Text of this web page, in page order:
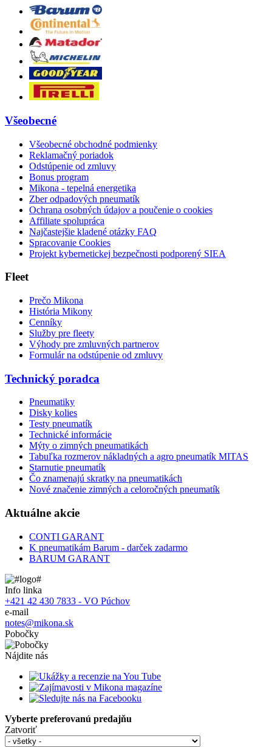
Všeobecné
Všeobecné obchodné podmienky
Reklamačný poriadok
Odstúpenie od zmluvy
Bonus program
Mikona - tepelná energetika
Zber odpadových pneumatík
Ochrana osobných údajov a poučenie o cookies
Affiliate spolupráca
Najčastejšie kladené otázky FAQ
Spracovanie Cookies
Projekt kybernetickej bezpečnosti podporený SIEA
Fleet
Prečo Mikona
História Mikony
Cenníky
Služby pre fleety
Výhody pre zmluvných partnerov
Formulár na odstúpenie od zmluvy
Technický poradca
Pneumatiky
Disky kolies
Testy pneumatík
Technické informácie
Mýty o zimných pneumatikách
Tabuľka rozmerov nákladných a agro pneumatík MITAS
Starnutie pneumatík
Čo znamenajú skratky na pneumatikách
Nové značenie zimných a celoročných pneumatík
Aktuálne akcie
CONTI GARANT
K pneumatikám Barum - darček zadarmo
BARUM GARANT
Info linka
+421 42 430 7833 - VO Púchov
e-mail
notes@mikona.sk
Pobočky
Nájdite nás
Vyberte preferovanú predajňu
Zatvoriť